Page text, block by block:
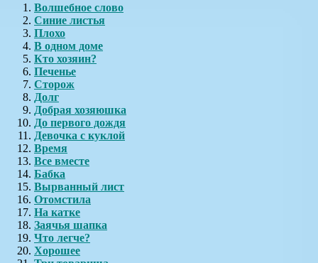
Волшебное слово
Синие листья
Плохо
В одном доме
Кто хозяин?
Печенье
Сторож
Долг
Добрая хозяюшка
До первого дождя
Девочка с куклой
Время
Все вместе
Бабка
Вырванный лист
Отомстила
На катке
Заячья шапка
Что легче?
Хорошее